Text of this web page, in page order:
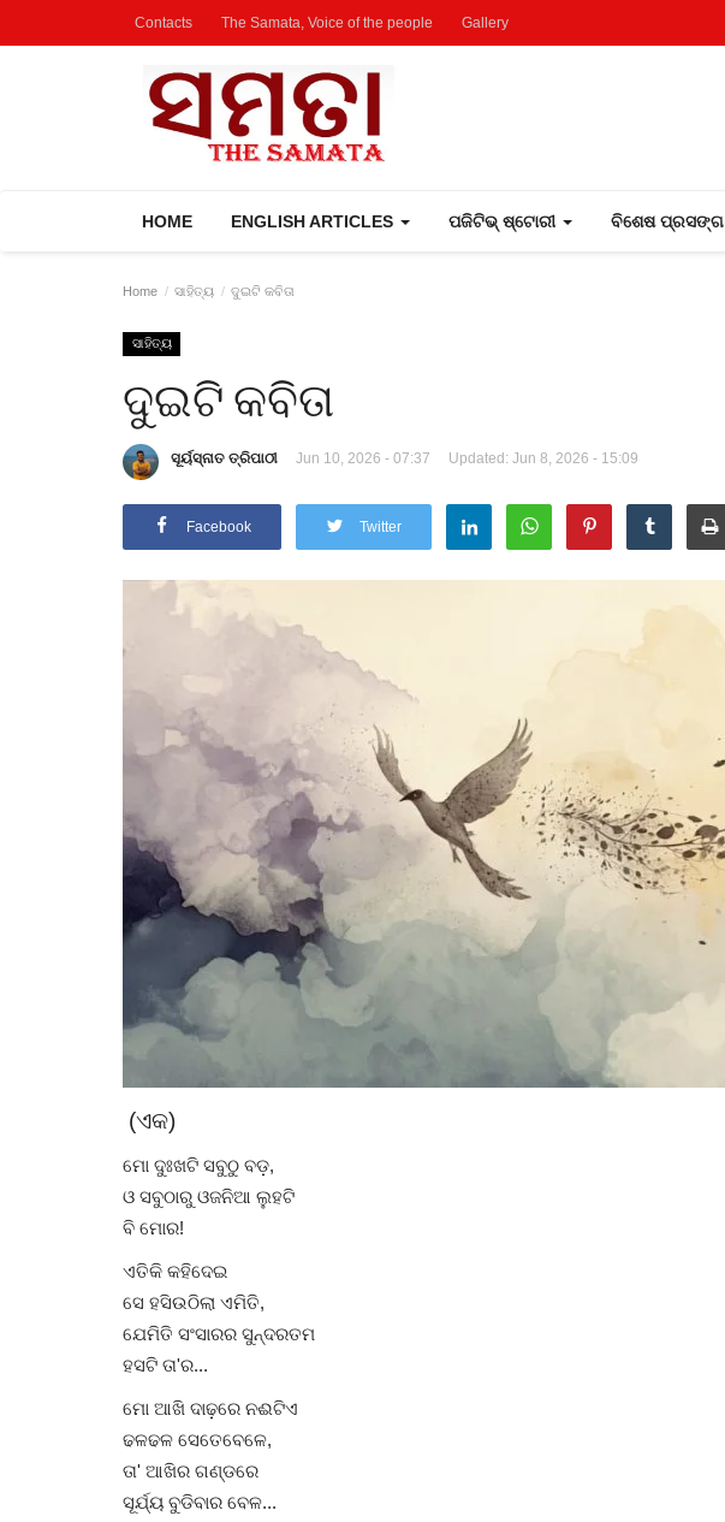
Contacts The Samata, Voice of the people Gallery
HOME ENGLISH ARTICLES ପଜିଟିଭ୍ ଷ୍ଟୋରୀ ବିଶେଷ ପ୍ରସଙ୍ଗ
Home ସାହିତ୍ୟ ଦୁଇଟି କବିତା
ସାହିତ୍ୟ
ଦୁଇଟି କବିତା
ସୂର୍ୟସ୍ନାତ ତ୍ରିପାଠୀ Jun 10, 2026 - 07:37 Updated: Jun 8, 2026 - 15:09
Facebook Twitter
(ଏକ)
ମୋ ଦୁଃଖଟି ସବୁଠୁ ବଡ଼,
ଓ ସବୁଠାରୁ ଓଜନିଆ ଲୁହଟି
ବି ମୋର!
ଏତିକି କହିଦେଇ
ସେ ହସିଉଠିଲା ଏମିତି,
ଯେମିତି ସଂସାରର ସୁନ୍ଦରତମ
ହସଟି ତା'ର...
ମୋ ଆଖି ଦାଢ଼ରେ ନଈଟିଏ
ଢଳଢଳ ସେତେବେଳେ,
ତା' ଆଖିର ଗଣ୍ଡରେ
ସୂର୍ଯ୍ୟ ବୁଡିବାର ବେଳ...